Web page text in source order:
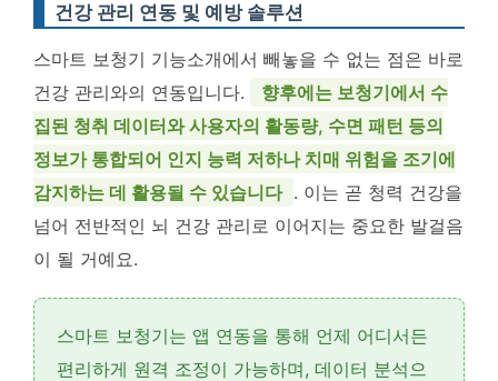
건강 관리 연동 및 예방 솔루션
스마트 보청기 기능소개에서 빼놓을 수 없는 점은 바로
건강 관리와의 연동입니다.
향후에는 보청기에서 수
집된 청취 데이터와 사용자의 활동량, 수면 패턴 등의
정보가 통합되어 인지 능력 저하나 치매 위험을 조기에
감지하는 데 활용될 수 있습니다 . 이는 곧 청력 건강을
넘어 전반적인 뇌 건강 관리로 이어지는 중요한 발걸음
이 될 거예요.
스마트 보청기는 앱 연동을 통해 언제 어디서든
편리하게 원격 조정이 가능하며, 데이터 분석으